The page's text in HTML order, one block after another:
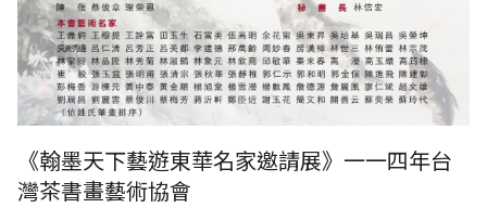
《翰墨天下藝遊東華名家邀請展》一一四年台
灣茶書畫藝術協會